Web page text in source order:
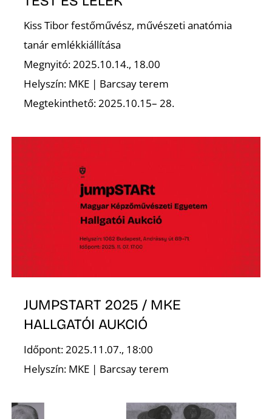
Kiss Tibor festőművész, művészeti anatómia
tanár emlékkiállítása
Megnyitó: 2025.10.14., 18.00
Helyszín: MKE | Barcsay terem
Megtekinthető: 2025.10.15– 28.
JUMPSTART 2025 / MKE
HALLGATÓI AUKCIÓ
Időpont: 2025.11.07., 18:00
Helyszín: MKE | Barcsay terem